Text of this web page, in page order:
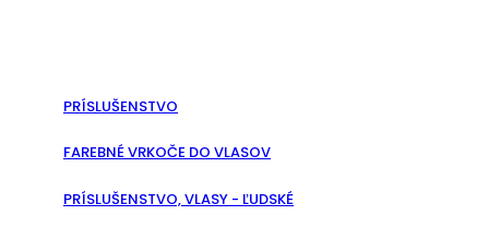
PRÍSLUŠENSTVO
FAREBNÉ VRKOČE DO VLASOV
PRÍSLUŠENSTVO, VLASY - ĽUDSKÉ